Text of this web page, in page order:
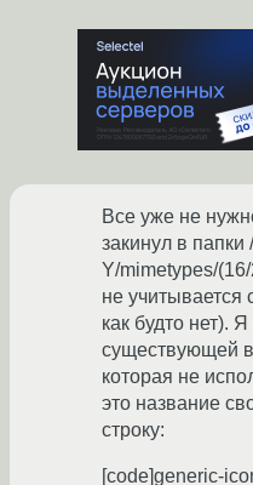
Все уже не
закинул в
Y/mimetypes/
не учитывается
как будто нет).
существующей в
которая не
это название
строку:
[code]generic-